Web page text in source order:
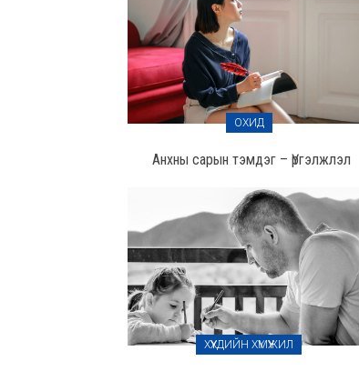
ОХИД
Анхны сарын тэмдэг – Үргэлжлэл
ХҮҮХДИЙН ХҮМҮҮЖИЛ